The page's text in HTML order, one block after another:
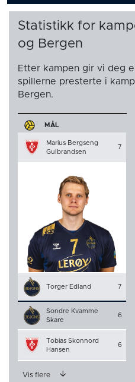
Statistikk for
og Bergen
Etter kampen gir vi deg
spillerne presterte i
Bergen.
MÅL
Marius Bergseng
Gulbrandsen
7
Torger Edland 7
Sondre Kvamme
Skare
6
Tobias Skonnord
Hansen
6
Vis flere